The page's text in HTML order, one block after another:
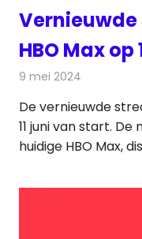
HBO Max
9 mei 2024
De vernieuwde
11 juni van start.
huidige HBO Max,